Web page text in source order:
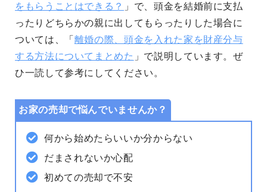
をもらうことはできる？ 」で、頭金を結婚前に支払
ったりどちらかの親に出してもらったりした場合に
ついては、「 離婚の際、頭金を入れた家を財産分与
する方法についてまとめた 」で説明しています。ぜ
ひ一読して参考にしてください。
お家の売却で悩んでいませんか？
何から始めたらいいか分からない
だまされないか心配
初めての売却で不安